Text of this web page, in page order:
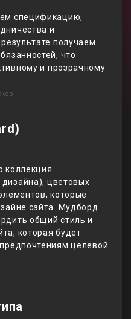
спецификацию,
и
получаем
что
и прозрачному
коллекция
цветовых
которые
сайта. Мудборд
общий стиль и
которая будет
целевой